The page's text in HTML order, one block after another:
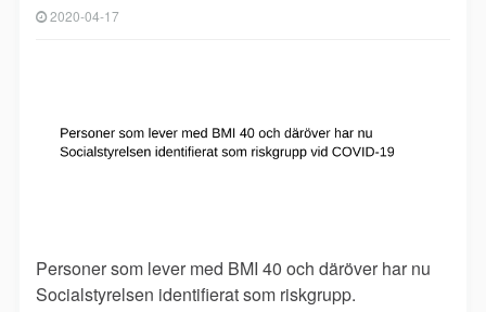
2020-04-17
Personer som lever med BMI 40 och däröver har nu
Socialstyrelsen identifierat som riskgrupp.